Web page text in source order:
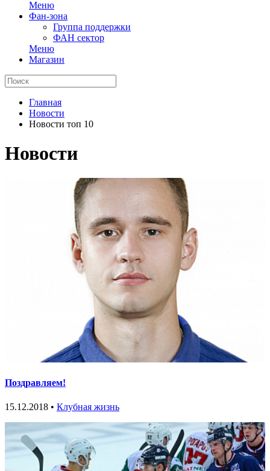
Меню
Фан-зона
Группа поддержки
ФАН сектор
Меню
Магазин
Главная
Новости
Новости топ 10
Новости
Поздравляем!
15.12.2018 • Клубная жизнь